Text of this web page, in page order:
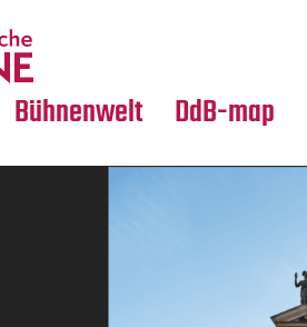
Bühnenwelt
Medientipps
DdB-map